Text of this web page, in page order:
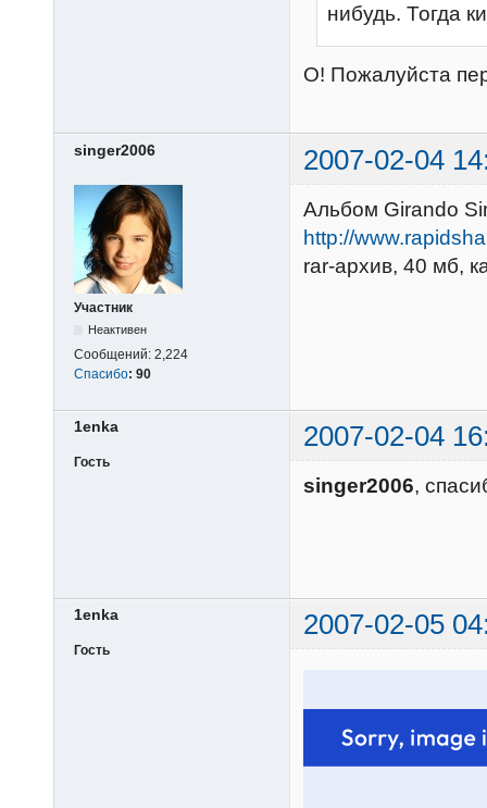
нибудь. Тогда
О! Пожалуйста
singer2006 2007-02-04
Участник
Неактивен
Сообщений: 2,224
Спасибо: 90
Альбом Girando
http://
rar-архив, 40 мб,
1enka 2007-02-04
Гость
singer2006,
1enka 2007-02-05
Гость